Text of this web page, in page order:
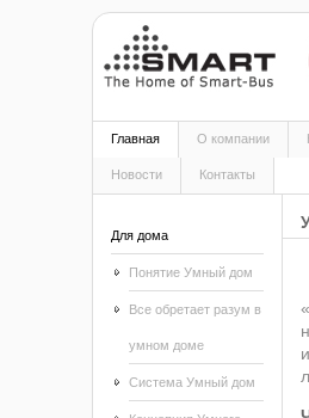
Главная О компании
Новости Контакты
Для дома
Понятие Умный дом
Все обретает разум в
умном доме
Система Умный дом